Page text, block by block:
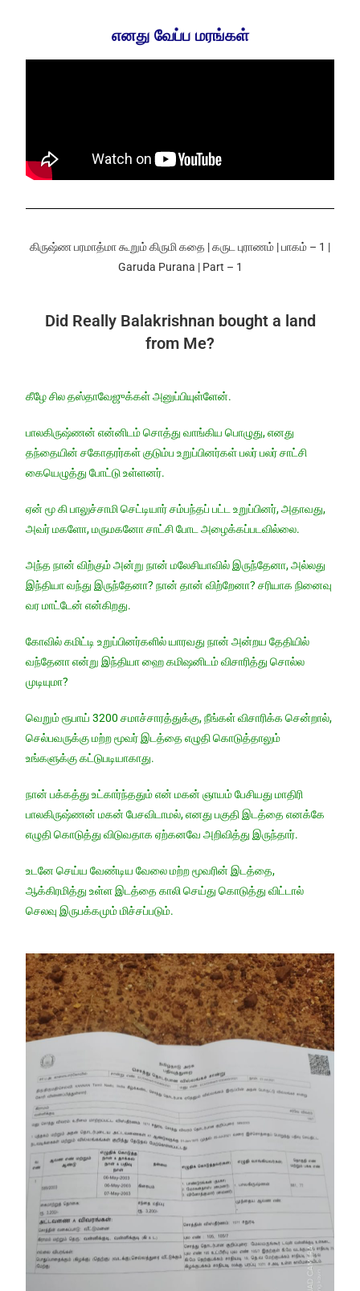
எனது வேப்ப மரங்கள்
கிருஷ்ண பரமாத்மா கூறும் கிருமி கதை | கருட புராணம் | பாகம் – 1 |
Garuda Purana | Part – 1
Did Really Balakrishnan bought a land
from Me?
கீழே சில தஸ்தாவேஜுக்கள் அனுப்பியுள்ளேன்.
பாலகிருஷ்ணன் என்னிடம் சொத்து வாங்கிய பொழுது, எனது
தந்தையின் சகோதரர்கள் குடும்ப உறுப்பினர்கள் பலர் பலர் சாட்சி
கையெழுத்து போட்டு உள்ளனர்.
ஏன் மூ கி பாலுச்சாமி செட்டியார் சம்பந்தப் பட்ட உறுப்பினர், அதாவது,
அவர் மகளோ, மருமகனோ சாட்சி போட அழைக்கப்படவில்லை.
அந்த நான் விற்கும் அன்று நான் மலேசியாவில் இருந்தேனா, அல்லது
இந்தியா வந்து இருந்தேனா? நான் தான் விற்றேனா? சரியாக நினைவு
வர மாட்டேன் என்கிறது.
கோவில் கமிட்டி உறுப்பினர்களில் யாரவது நான் அன்றய தேதியில்
வந்தேனா என்று இந்தியா ஹை கமிஷனிடம் விசாரித்து சொல்ல
முடியுமா?
வெறும் ரூபாய் 3200 சமாச்சாரத்துக்கு, நீங்கள் விசாரிக்க சென்றால்,
செல்பவருக்கு மற்ற மூவர் இடத்தை எழுதி கொடுத்தாலும்
உங்களுக்கு கட்டுபடியாகாது.
நான் பக்கத்து உட்கார்ந்ததும் என் மகன் ஞாயம் பேசியது மாதிரி
பாலகிருஷ்ணன் மகன் பேசவிடாமல், எனது பகுதி இடத்தை எனக்கே
எழுதி கொடுத்து விடுவதாக ஏற்கனவே அறிவித்து இருந்தார்.
உடனே செய்ய வேண்டிய வேலை மற்ற மூவரின் இடத்தை,
ஆக்கிரமித்து உள்ள இடத்தை காலி செய்து கொடுத்து விட்டால்
செலவு இருபக்கமும் மிச்சப்படும்.